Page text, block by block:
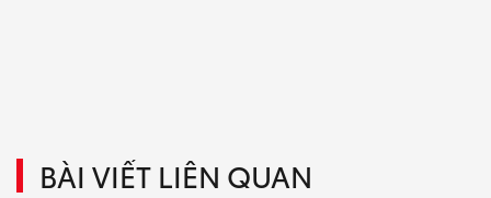
BÀI VIẾT LIÊN QUAN